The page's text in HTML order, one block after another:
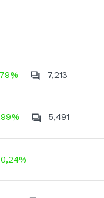
7,213
5,491
0,24%